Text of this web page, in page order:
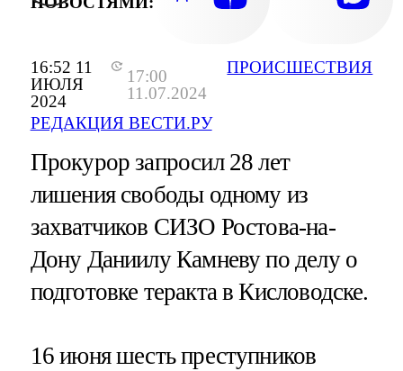
16:52 11
ИЮЛЯ
2024
17:00
11.07.2024
РЕДАКЦИЯ ВЕСТИ.РУ
ПРОИСШЕСТВИЯ
Прокурор запросил 28 лет
лишения свободы одному из
захватчиков СИЗО Ростова-на-
Дону Даниилу Камневу по делу о
подготовке теракта в Кисловодске.
16 июня шесть преступников